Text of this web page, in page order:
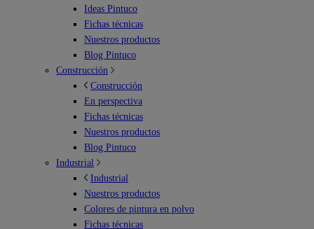
Ideas Pintuco
Fichas técnicas
Nuestros productos
Blog Pintuco
Construcción
Construcción
En perspectiva
Fichas técnicas
Nuestros productos
Blog Pintuco
Industrial
Industrial
Nuestros productos
Colores de pintura en polvo
Fichas técnicas